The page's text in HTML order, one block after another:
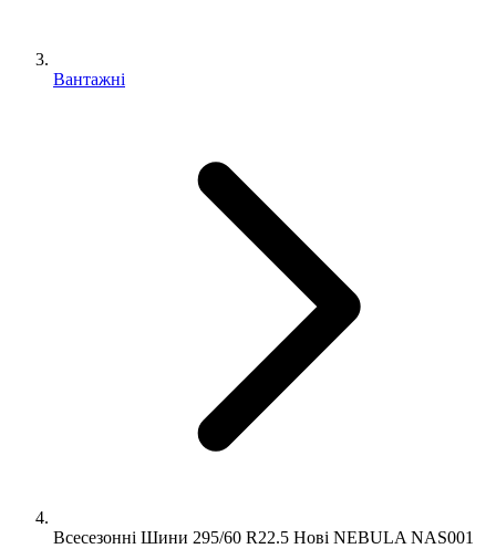
Вантажні
Всесезонні Шини 295/60 R22.5 Нові NEBULA NAS001